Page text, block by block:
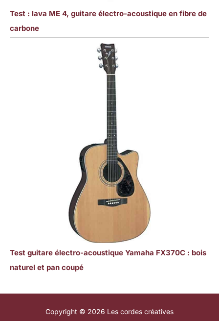
Test : lava ME 4, guitare électro-acoustique en fibre de
carbone
Test guitare électro-acoustique Yamaha FX370C : bois
naturel et pan coupé
Copyright © 2026 Les cordes créatives